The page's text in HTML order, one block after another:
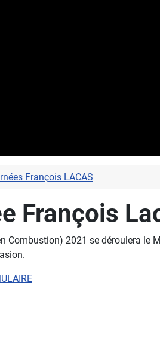
François LACAS
François
Combustion) 2021 se déroulera le